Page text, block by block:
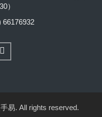
）
66176932
易. All rights reserved.